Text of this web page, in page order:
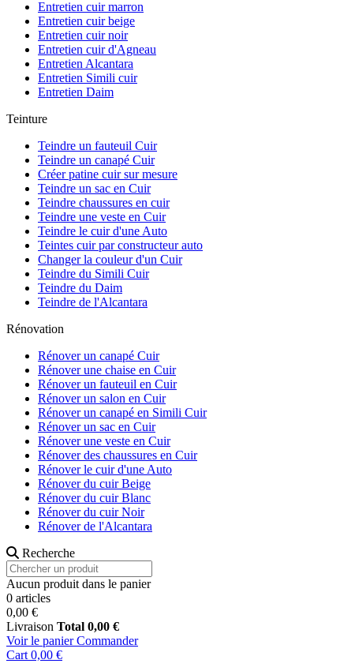
Entretien cuir marron
Entretien cuir beige
Entretien cuir noir
Entretien cuir d'Agneau
Entretien Alcantara
Entretien Simili cuir
Entretien Daim
Teinture
Teindre un fauteuil Cuir
Teindre un canapé Cuir
Créer patine cuir sur mesure
Teindre un sac en Cuir
Teindre chaussures en cuir
Teindre une veste en Cuir
Teindre le cuir d'une Auto
Teintes cuir par constructeur auto
Changer la couleur d'un Cuir
Teindre du Simili Cuir
Teindre du Daim
Teindre de l'Alcantara
Rénovation
Rénover un canapé Cuir
Rénover une chaise en Cuir
Rénover un fauteuil en Cuir
Rénover un salon en Cuir
Rénover un canapé en Simili Cuir
Rénover un sac en Cuir
Rénover une veste en Cuir
Rénover des chaussures en Cuir
Rénover le cuir d'une Auto
Rénover du cuir Beige
Rénover du cuir Blanc
Rénover du cuir Noir
Rénover de l'Alcantara
Recherche
Aucun produit dans le panier
0 articles
0,00 €
Livraison Total 0,00 €
Voir le panier Commander
Cart 0,00 €